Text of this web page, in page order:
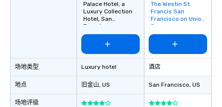
场地类型
地点
场地评级
Palace Hotel, a
Luxury Collection
Hotel, San
Francisco
Luxury hotel
旧金山, US
Removed from
favorites
The Westin St.
Francis San
Francisco on Union
Square
酒店
San Francisco, US